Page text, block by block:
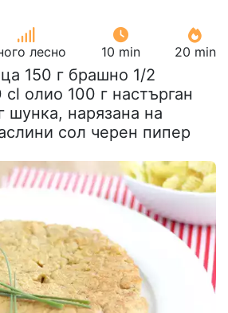
лесно 10 min 20 min
150 г брашно 1/2
cl олио 100 г настърган
шунка, нарязана на
сол черен пипер